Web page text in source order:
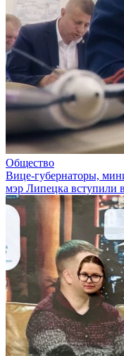
Общество
Вице-губернаторы,
мэр Липецка вступили